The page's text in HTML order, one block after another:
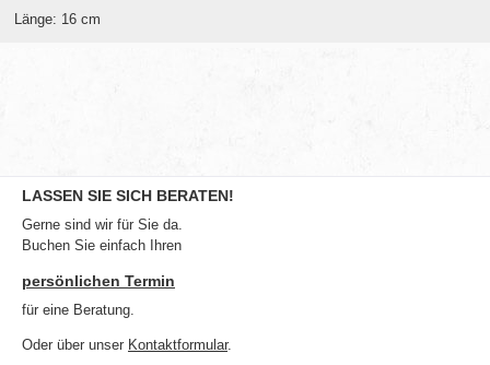
Länge: 16 cm
LASSEN SIE SICH BERATEN!
Gerne sind wir für Sie da.
Buchen Sie einfach Ihren
persönlichen Termin
für eine Beratung.
Oder über unser Kontaktformular.